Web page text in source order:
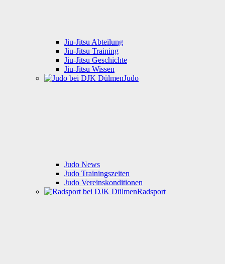
Jiu-Jitsu Abteilung
Jiu-Jitsu Training
Jiu-Jitsu Geschichte
Jiu-Jitsu Wissen
Judo
Judo News
Judo Trainingszeiten
Judo Vereinskonditionen
Radsport